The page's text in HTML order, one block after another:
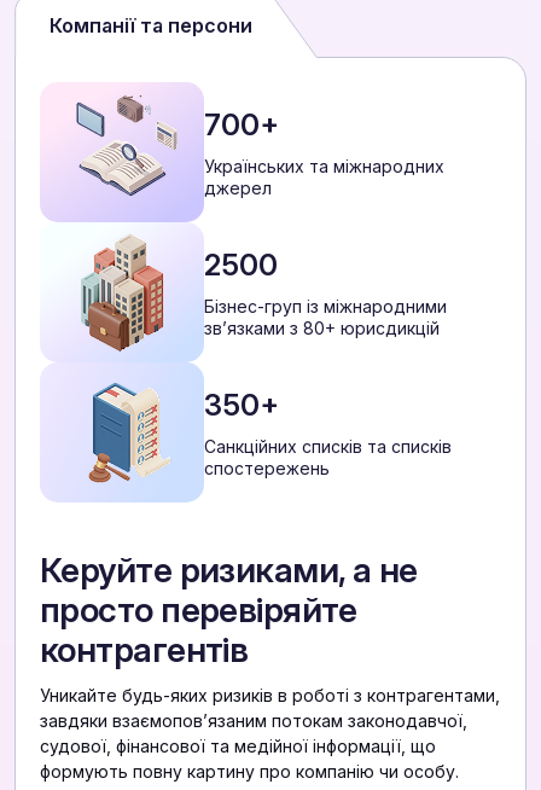
Компанії та персони
700+
Українських та міжнародних
джерел
2500
Бізнес-груп із міжнародними
звʼязками з 80+ юрисдикцій
350+
Санкційних списків та списків
спостережень
Керуйте ризиками, а не
просто перевіряйте
контрагентів
Уникайте будь-яких ризиків в роботі з контрагентами,
завдяки взаємоповʼязаним потокам законодавчої,
судової, фінансової та медійної інформації, що
формують повну картину про компанію чи особу.